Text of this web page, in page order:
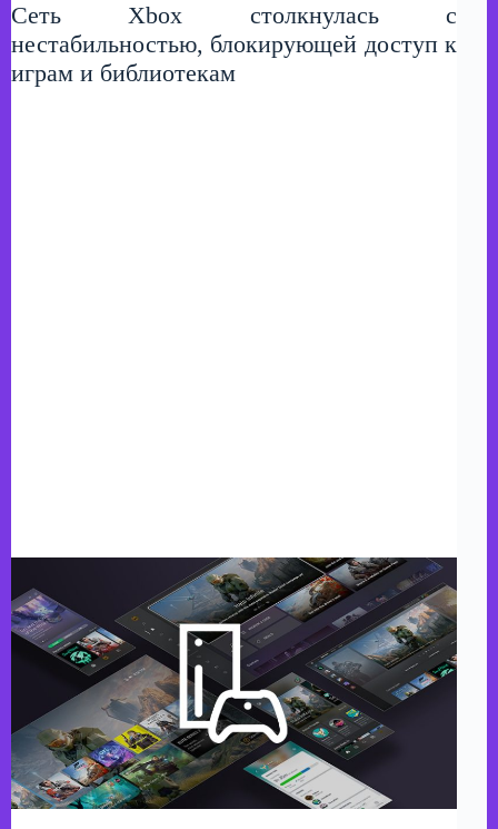
Сеть Xbox столкнулась с
нестабильностью, блокирующей доступ к
играм и библиотекам